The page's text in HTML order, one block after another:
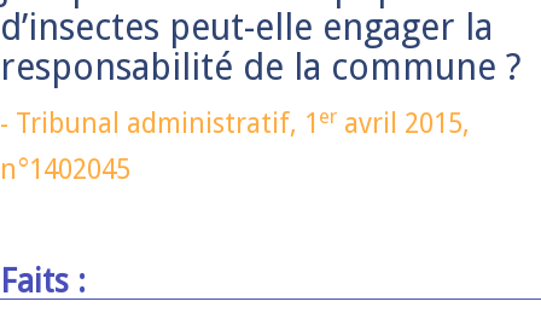
d’insectes peut-elle engager la
responsabilité de la commune ?
- Tribunal administratif, 1 er avril 2015,
n°1402045
Faits :